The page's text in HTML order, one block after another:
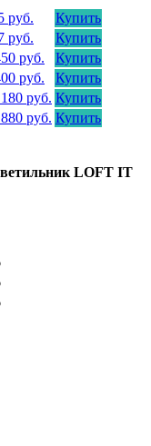
руб.
Купить
руб.
Купить
руб.
Купить
руб.
Купить
руб. Купить
руб. Купить
LOFT IT